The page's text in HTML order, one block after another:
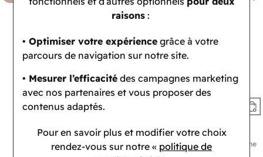
raisons:
• Optimiser votre expérience grâce à votre
parcours de navigation sur notre site.
• Mesurer l’efficacité des campagnes marketing
avec nos partenaires et vous proposer des
contenus adaptés.
Pour en savoir plus et modifier votre choix
rendez-vous sur notre « politique de
LA TÊTE D'OR
Pendentif croix en or jaune
LA TÊTE D'OR
Boucles d'oreilles clous en or jaune
et diamants